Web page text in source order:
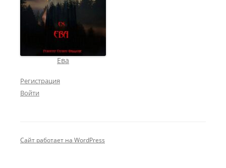
Ева
Регистрация
Войти
Сайт работает на WordPress